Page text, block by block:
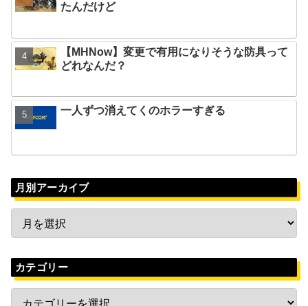
たんだけど
【MHNow】変更で有用になりそうな防具って
どれなんだ？
一人ずつ消えてくのホラーすぎる
月別アーカイブ
カテゴリー